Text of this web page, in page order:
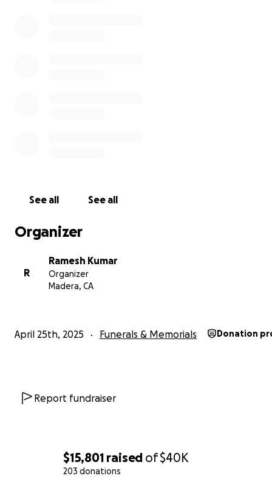
$15,801 raised of$40K
203 donations
See all See all
Organizer
R
Ramesh Kumar
Organizer
Madera, CA
April 25th, 2025 Funerals & Memorials Donation
Report fundraiser